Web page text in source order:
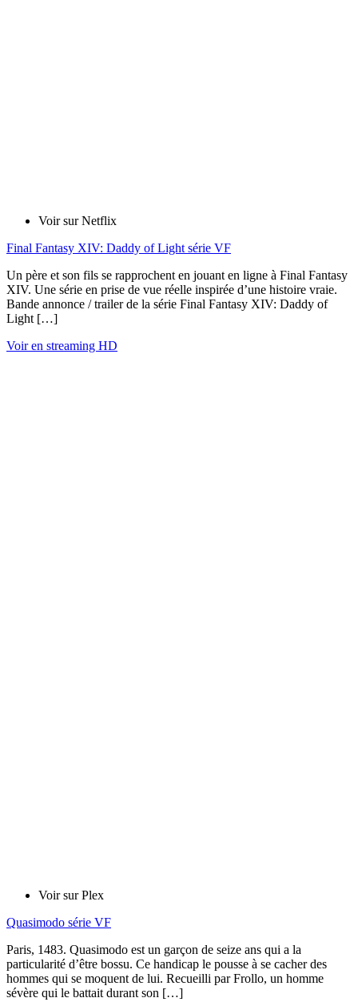
Voir sur Netflix
Final Fantasy XIV: Daddy of Light série VF
Un père et son fils se rapprochent en jouant en ligne à Final Fantasy
XIV. Une série en prise de vue réelle inspirée d’une histoire vraie.
Bande annonce / trailer de la série Final Fantasy XIV: Daddy of
Light […]
Voir en streaming HD
Voir sur Plex
Quasimodo série VF
Paris, 1483. Quasimodo est un garçon de seize ans qui a la
particularité d’être bossu. Ce handicap le pousse à se cacher des
hommes qui se moquent de lui. Recueilli par Frollo, un homme
sévère qui le battait durant son […]